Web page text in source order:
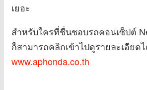
เยอะ
สำหรับใครที่ชื่นชอบรถคอนเซ็ปต์
ก็สามารถคลิกเข้าไปดูรายละเอียด
www.aphonda.co.th